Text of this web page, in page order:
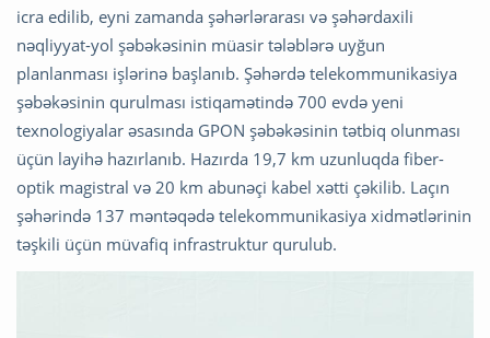
icra edilib, eyni zamanda şəhərlərarası və şəhərdaxili
nəqliyyat-yol şəbəkəsinin müasir tələblərə uyğun
planlanması işlərinə başlanıb. Şəhərdə telekommunikasiya
şəbəkəsinin qurulması istiqamətində 700 evdə yeni
texnologiyalar əsasında GPON şəbəkəsinin tətbiq olunması
üçün layihə hazırlanıb. Hazırda 19,7 km uzunluqda fiber-
optik magistral və 20 km abunəçi kabel xətti çəkilib. Laçın
şəhərində 137 məntəqədə telekommunikasiya xidmətlərinin
təşkili üçün müvafiq infrastruktur qurulub.